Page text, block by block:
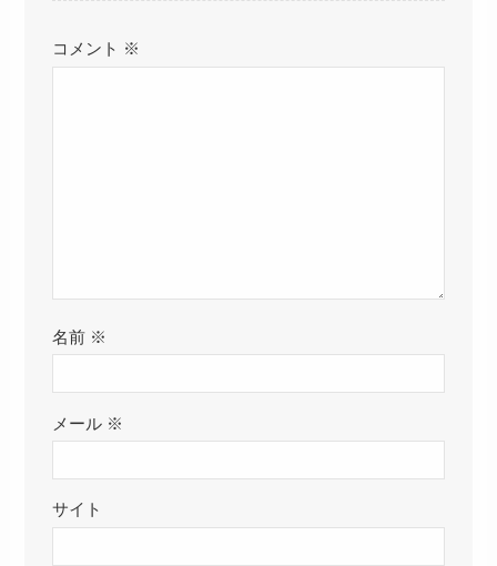
コメント ※
名前 ※
メール ※
サイト